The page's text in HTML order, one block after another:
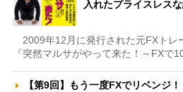
入れたプライスレス
2009年12月に発行された元FXトレ
『突然マルサがやって来た！～FXで
【第9回】もう一度FXでリベンジ